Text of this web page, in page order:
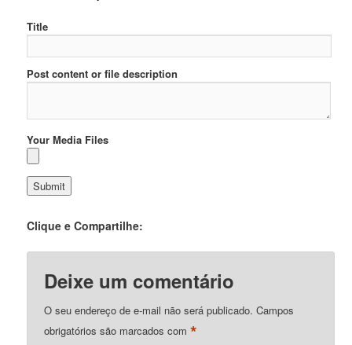
Title
Post content or file description
Your Media Files
Clique e Compartilhe:
Deixe um comentário
O seu endereço de e-mail não será publicado. Campos
obrigatórios são marcados com*